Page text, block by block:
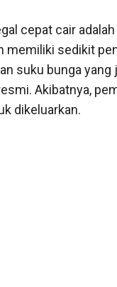
cepat cair
memiliki sedikit
suku bunga yang
Akibatnya,
dikeluarkan.